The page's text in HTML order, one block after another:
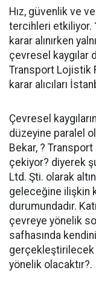
Hız, güvenlik ve
tercihleri etkiliyor.
karar alınırken
çevresel kaygılar
Transport Lojistik
karar alıcıları
Çevresel
düzeyine paralel
Bekar, ?
çekiyor? diyerek
Ltd. Şti. olarak
geleceğine ilişkin
durumundadır.
çevreye yönelik
safhasında
yönelik olacaktır?.